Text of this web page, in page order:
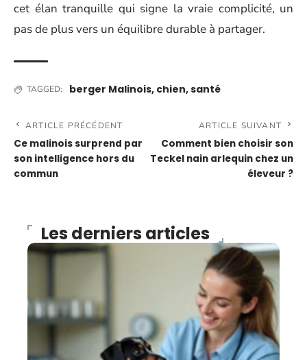
cet élan tranquille qui signe la vraie complicité, un
pas de plus vers un équilibre durable à partager.
TAGGED: berger Malinois, chien,santé
ARTICLE PRÉCÉDENT
Ce malinois surprend par
son intelligence hors du
commun
ARTICLE SUIVANT
Comment bien choisir son
Teckel nain arlequin chez un
éleveur ?
Les derniers articles